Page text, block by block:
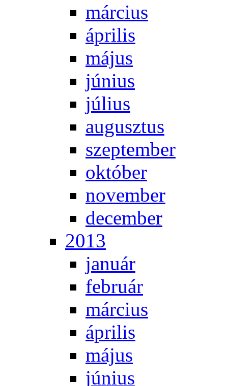
már­ci­us
áp­ri­lis
má­jus
jú­ni­us
jú­li­us
au­gusz­tus
szep­tem­ber
ok­tó­ber
no­vem­ber
de­cem­ber
2013
ja­nu­ár
feb­ru­ár
már­ci­us
áp­ri­lis
má­jus
jú­ni­us